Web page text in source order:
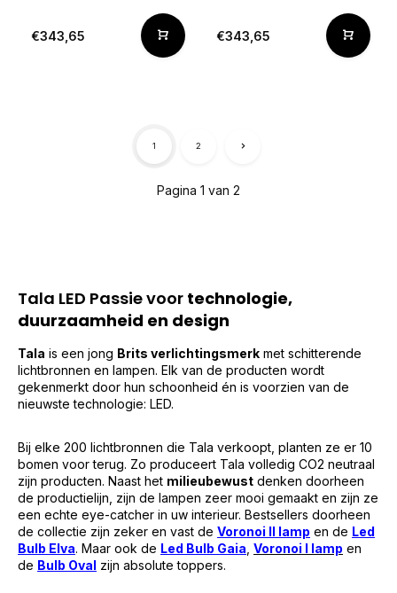
€343,65 €343,65
Pagina 1 van 2
1 2
Tala LED Passie voor technologie,
duurzaamheid en design
Tala is een jong Brits verlichtingsmerk met schitterende
lichtbronnen en lampen. Elk van de producten wordt
gekenmerkt door hun schoonheid én is voorzien van de
nieuwste technologie: LED.
Bij elke 200 lichtbronnen die Tala verkoopt, planten ze er 10
bomen voor terug. Zo produceert Tala volledig CO2 neutraal
zijn producten. Naast het milieubewust denken doorheen
de productielijn, zijn de lampen zeer mooi gemaakt en zijn ze
een echte eye-catcher in uw interieur. Bestsellers doorheen
de collectie zijn zeker en vast de Voronoi II lamp en de Led
Bulb Elva. Maar ook de Led Bulb Gaia Voronoi I lamp en
de Bulb Oval zijn absolute toppers.